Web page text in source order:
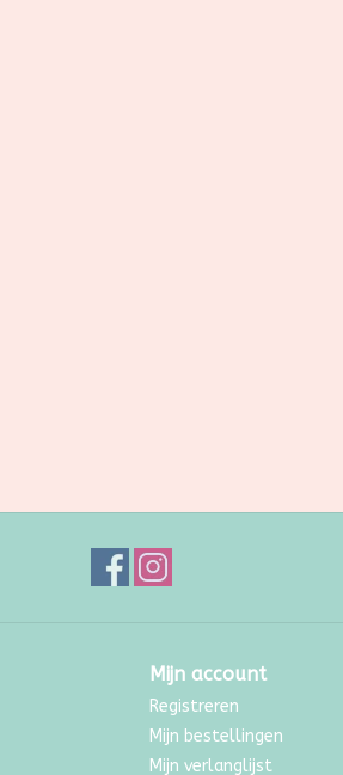
Mijn account
Registreren
Mijn bestellingen
Mijn verlanglijst